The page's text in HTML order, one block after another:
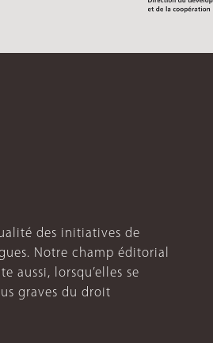
des initiatives de
Notre champ éditorial
aussi, lorsqu’elles se
graves du droit